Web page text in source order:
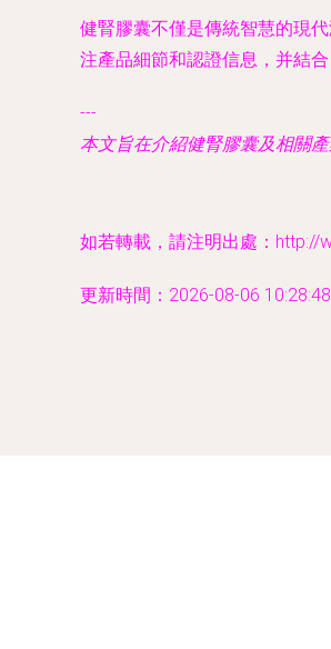
健腎膠囊不僅是傳統智慧的現
注產品細節和認證信息，并結
---
本文旨在介紹健腎膠囊及相關
如若轉載，請注明出處：http://
更新時間：2026-08-06 10:28:48